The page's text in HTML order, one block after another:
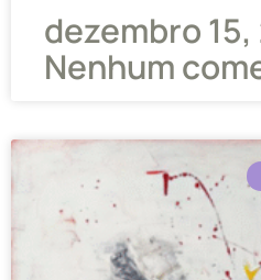
dezembro
Nenhum